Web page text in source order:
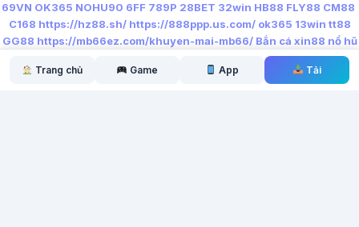
69VN OK365 NOHU90 6FF 789P 28BET 32win HB88 FLY88 CM88
C168 https://hz88.sh/ https://888ppp.us.com/ ok365 13win tt88
GG88 https://mb66ez.com/khuyen-mai-mb66/ Bắn cá xin88 nổ hũ
Trang chủ Game App Tải